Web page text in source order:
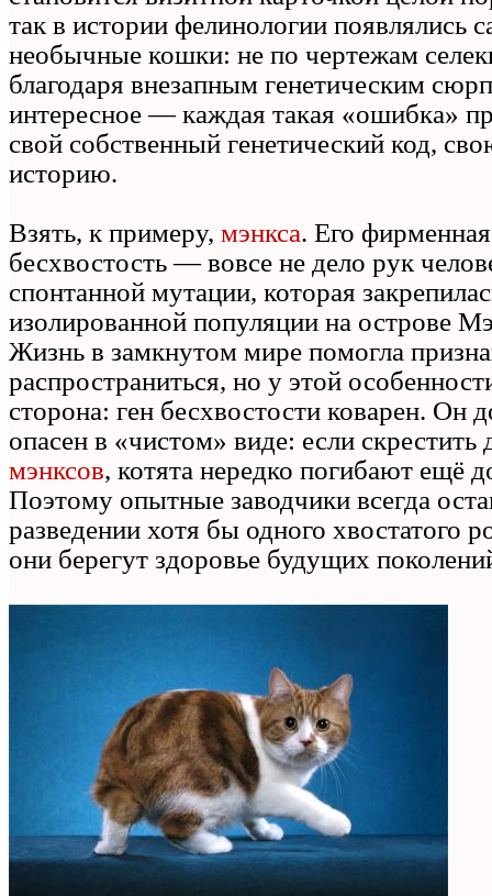
так в истории фелинологии появлялись
необычные кошки: не по чертежам
благодаря внезапным генетическим
интересное — каждая такая «ошибка»
свой собственный генетический код,
историю.
Взять, к примеру, мэнкса. Его фирменная
бесхвостость — вовсе не дело рук
спонтанной мутации, которая
изолированной популяции на острове
Жизнь в замкнутом мире помогла
распространиться, но у этой
сторона: ген бесхвостости коварен. Он
опасен в «чистом» виде: если скрестить
мэнксов, котята нередко погибают ещё
Поэтому опытные заводчики всегда
разведении хотя бы одного хвостатого
они берегут здоровье будущих